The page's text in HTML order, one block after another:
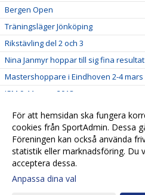
Bergen Open
Träningsläger Jönköping
Rikstävling del 2 och 3
Nina Janmyr hoppar till sig fina
Mastershoppare i Eindhoven 2-4 mars
JSM 9-11 mars 2018
Gamma Cup 2-4 mars 2018
Stadsmatchen 4 mars 2018
Prova på simhopp på sportlovet
För att hemsidan ska fungera
cookies från SportAdmin. Dessa
Föreningen kan också använda
statistik eller marknadsföring. Du
acceptera dessa.
Anpassa dina val